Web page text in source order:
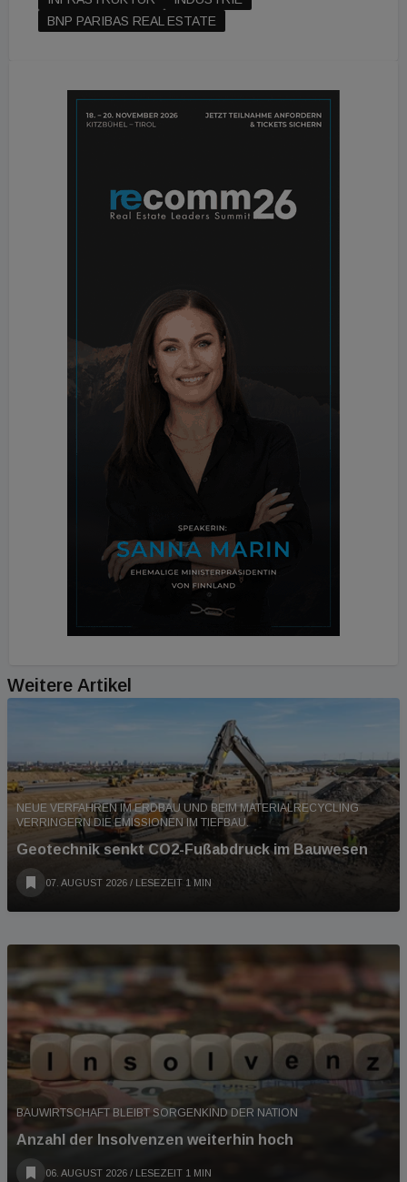
BNP PARIBAS REAL ESTATE
Weitere Artikel
NEUE VERFAHREN IM ERDBAU UND BEIM MATERIALRECYCLING
VERRINGERN DIE EMISSIONEN IM TIEFBAU.
Geotechnik senkt CO2-Fußabdruck im Bauwesen
07. AUGUST 2026 / LESEZEIT 1 MIN
BAUWIRTSCHAFT BLEIBT SORGENKIND DER NATION
Anzahl der Insolvenzen weiterhin hoch
06. AUGUST 2026 / LESEZEIT 1 MIN